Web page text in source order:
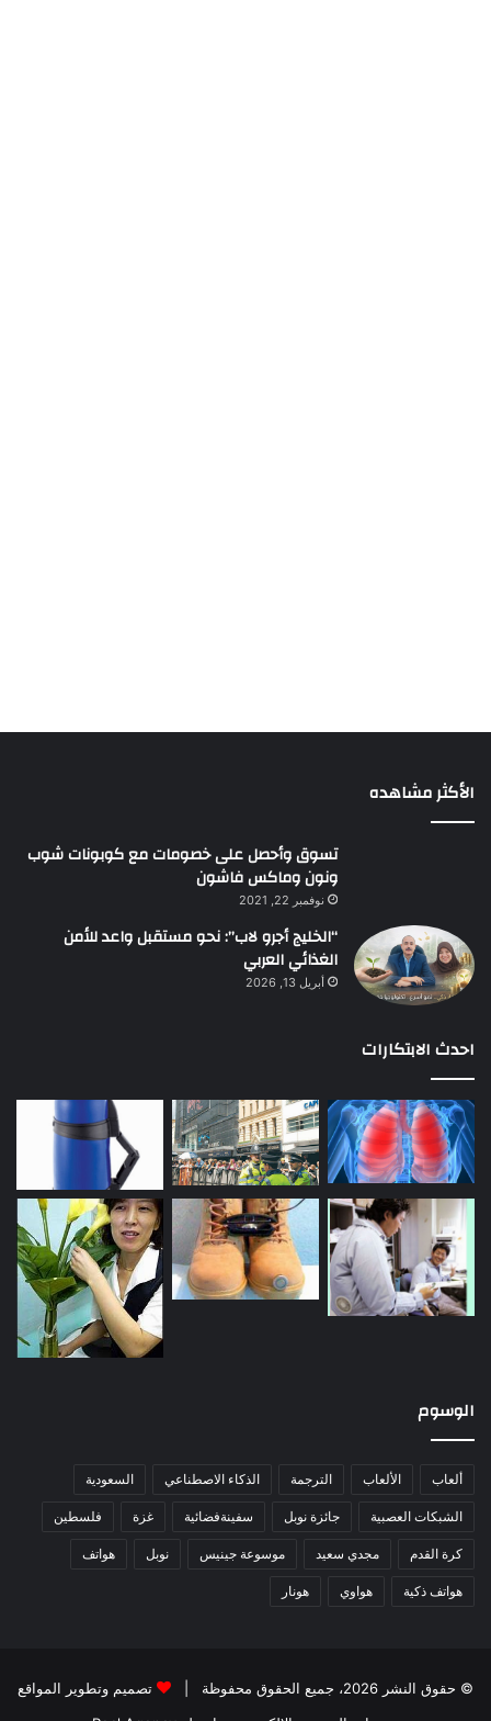
الأكثر مشاهده
تسوق وأحصل على خصومات مع كوبونات شوب
ونون وماكس فاشون
نوفمبر 22, 2021
“الخليج أجرو لاب”: نحو مستقبل واعد للأمن
الغذائي العربي
أبريل 13, 2026
احدث الابتكارات
الوسوم
ألعاب الألعاب الترجمة الذكاء الاصطناعي السعودية
الشبكات العصبية جائزة نوبل سفينةفضائية غزة فلسطين
كرة القدم مجدي سعيد موسوعة جينيس نوبل هواتف
هواتف ذكية هواوي هونار
© حقوق النشر 2026، جميع الحقوق محفوظة |
تصميم وتطوير المواقع